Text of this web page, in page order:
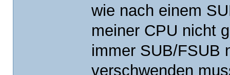
wie nach einem
meiner CPU nicht
immer SUB/FSUB
verschwenden